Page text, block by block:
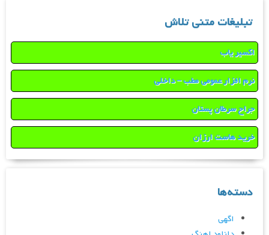
تبلیغات متنی تلاش
اکسیر یاب
نرم افزار عمومی مطب – داخلی
جراح سرطان پستان
خرید هاست ارزان
دسته‌ها
اگهی